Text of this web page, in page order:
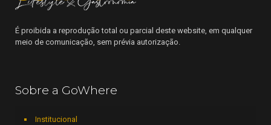
É proibida a reprodução total ou parcial deste website, em qualquer
meio de comunicação, sem prévia autorização.
Sobre a GoWhere
Institucional